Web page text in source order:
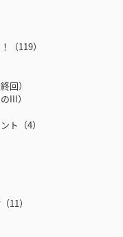
119）
回）
III）
（4）
11）